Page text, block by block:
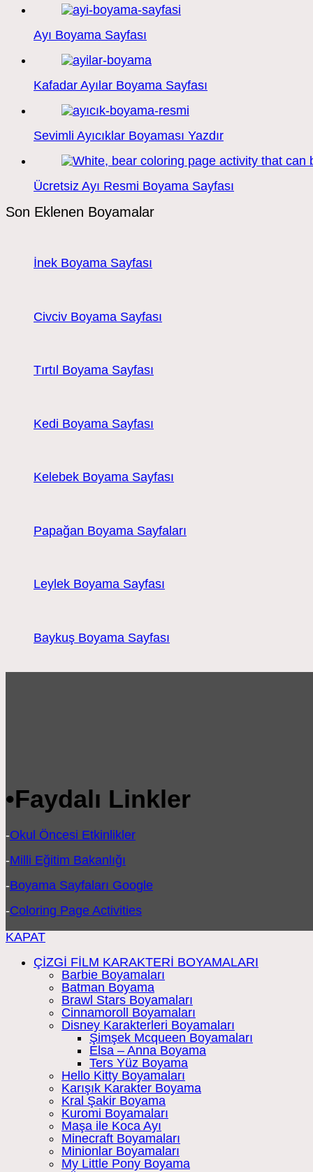
Ayı Boyama Sayfası
Kafadar Ayılar Boyama Sayfası
Sevimli Ayıcıklar Boyaması Yazdır
Ücretsiz Ayı Resmi Boyama Sayfası
Son Eklenen Boyamalar
İnek Boyama Sayfası
Civciv Boyama Sayfası
Tırtıl Boyama Sayfası
Kedi Boyama Sayfası
Kelebek Boyama Sayfası
Papağan Boyama Sayfaları
Leylek Boyama Sayfası
Baykuş Boyama Sayfası
•Faydalı Linkler
-Okul Öncesi Etkinlikler
-Milli Eğitim Bakanlığı
-Boyama Sayfaları Google
-Coloring Page Activities
KAPAT
ÇİZGİ FİLM KARAKTERİ BOYAMALARI
Barbie Boyamaları
Batman Boyama
Brawl Stars Boyamaları
Cinnamoroll Boyamaları
Disney Karakterleri Boyamaları
Şimşek Mcqueen Boyamaları
Elsa – Anna Boyama
Ters Yüz Boyama
Hello Kitty Boyamaları
Karışık Karakter Boyama
Kral Şakir Boyama
Kuromi Boyamaları
Maşa ile Koca Ayı
Minecraft Boyamaları
Minionlar Boyamaları
My Little Pony Boyama